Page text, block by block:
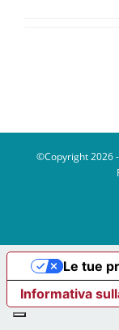
©Copyright 2026 -
Informativa
Le tue